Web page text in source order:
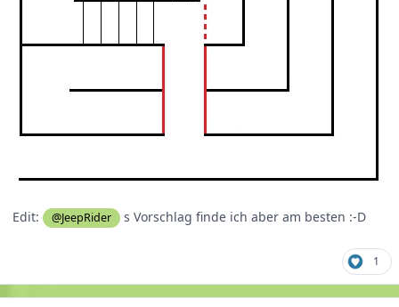
Edit: @JeepRider s Vorschlag finde ich aber am besten :-D
1